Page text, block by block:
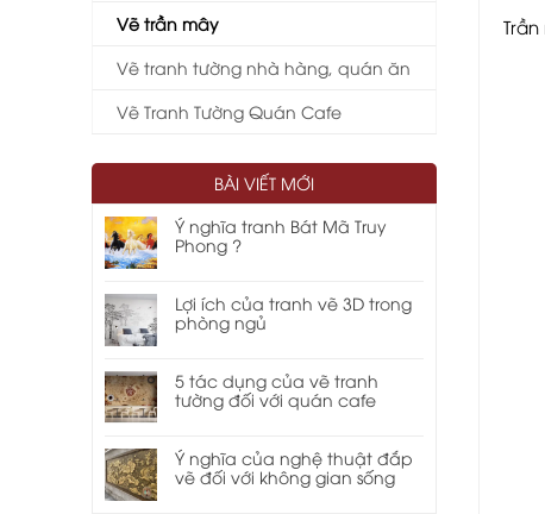
Vẽ trần mây
Vẽ tranh tường nhà hàng, quán ăn
Vẽ Tranh Tường Quán Cafe
BÀI VIẾT MỚI
Ý nghĩa tranh Bát Mã Truy
Phong ?
Lợi ích của tranh vẽ 3D trong
phòng ngủ
5 tác dụng của vẽ tranh
tường đối với quán cafe
Ý nghĩa của nghệ thuật đắp
vẽ đối với không gian sống
Trần